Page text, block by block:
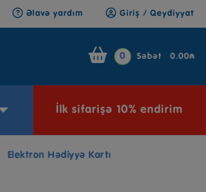
Əlavə yardım Giriş / Qeydiyyat
0 Səbət 0.00₼
İlk sifarişə 10% endirim
Elektron Hədiyyə Kartı